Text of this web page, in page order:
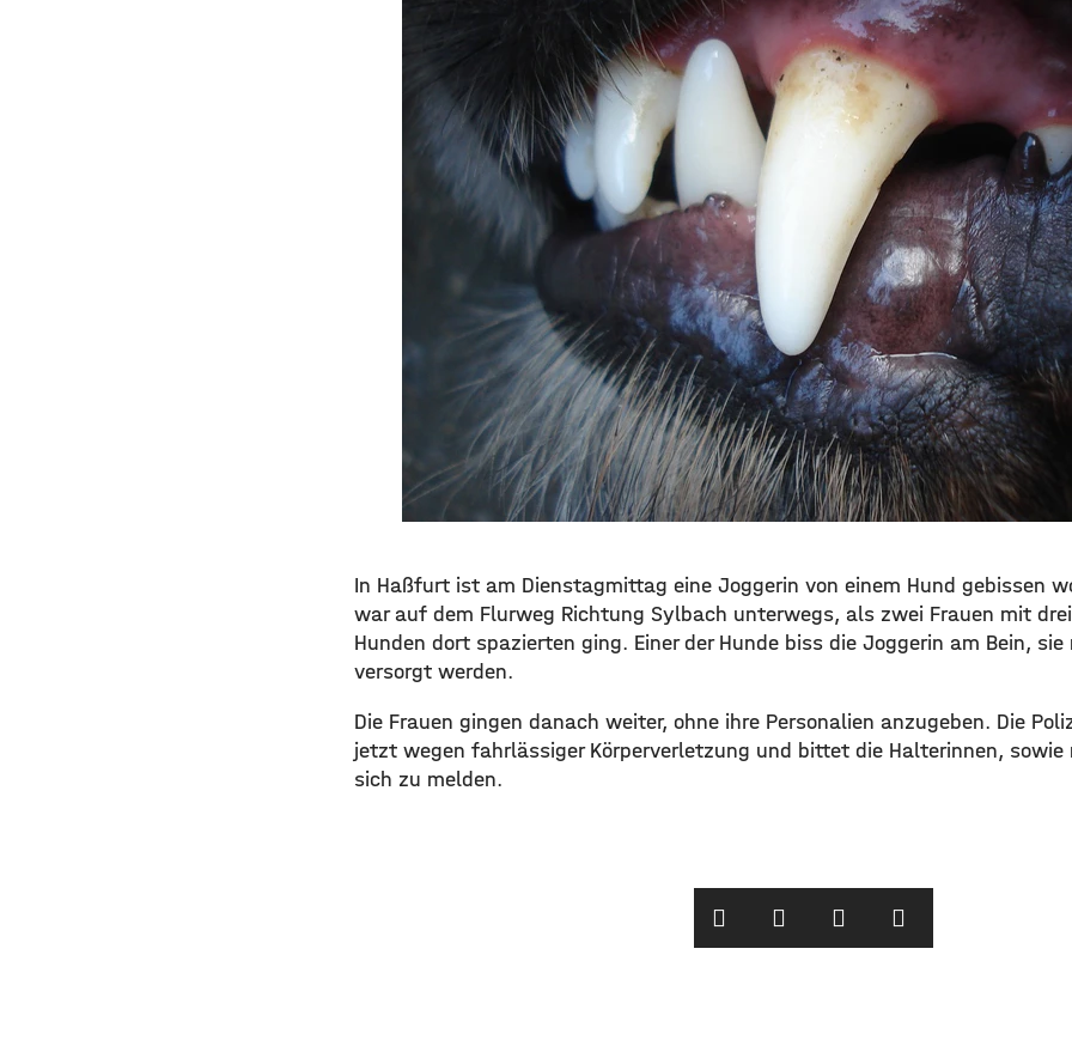
In Haßfurt ist am Dienstagmittag eine Joggerin von einem Hund gebissen
war auf dem Flurweg Richtung Sylbach unterwegs, als zwei Frauen mit
Hunden dort spazierten ging. Einer der Hunde biss die Joggerin am Bein,
versorgt werden.
Die Frauen gingen danach weiter, ohne ihre Personalien anzugeben. Die
jetzt wegen fahrlässiger Körperverletzung und bittet die Halterinnen, sowie
sich zu melden.